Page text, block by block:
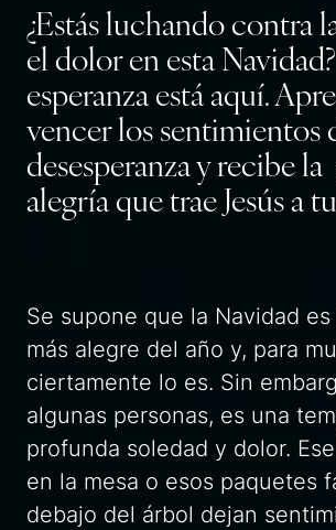
¿Estás luchando contra
el dolor en esta
esperanza está aquí.
vencer los sentimientos
desesperanza y recibe
alegría que trae Jesús a
Se supone que la Navidad
más alegre del año y, para
ciertamente lo es. Sin
algunas personas, es una
profunda soledad y dolor.
en la mesa o esos paquetes
debajo del árbol dejan